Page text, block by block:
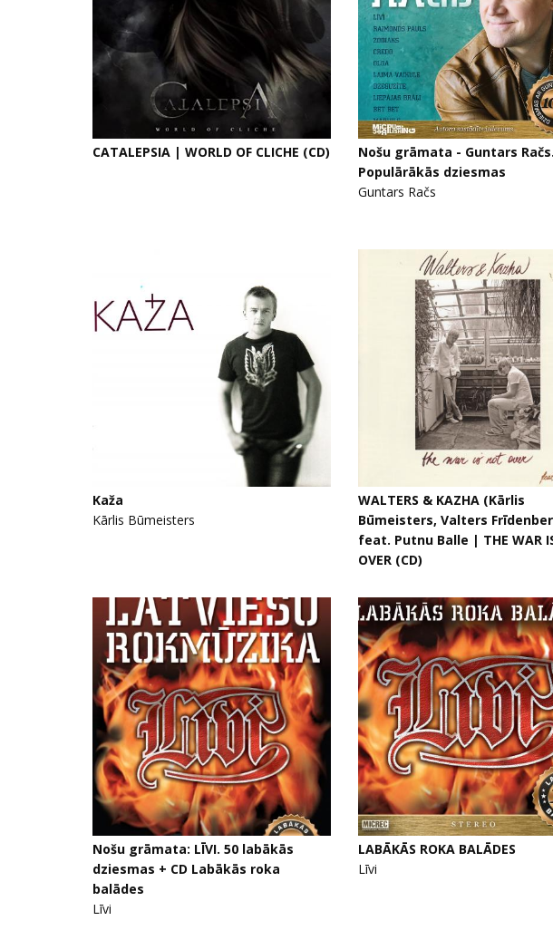
CATALEPSIA | WORLD OF CLICHE (CD)
Nošu grāmata - Guntars
Populārākās dziesmas
Guntars Račs
Kaža
Kārlis Būmeisters
WALTERS & KAZHA (Kārlis
Būmeisters, Valters
feat. Putnu Balle | THE WAR
OVER (CD)
Nošu grāmata: LĪVI. 50 labākās
dziesmas + CD Labākās roka
balādes
Līvi
LABĀKĀS ROKA BALĀDES
Līvi